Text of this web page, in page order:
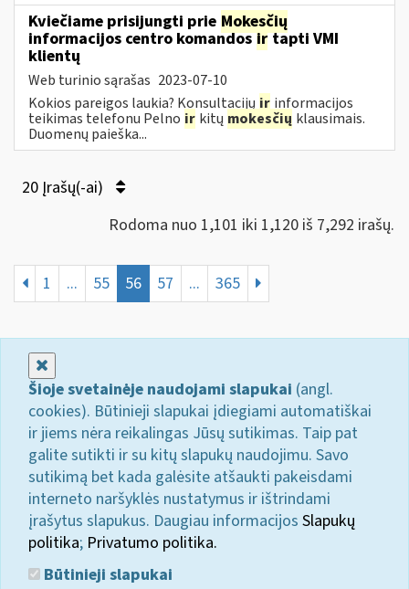
Kviečiame prisijungti prie Mokesčių
informacijos centro komandosirtapti VMI
klientų
Web turinio sąrašas 2023-07-10
Kokios pareigos laukia? Konsultacijų ir informacijos
teikimas telefonu Pelno ir kitų mokesčių klausimais.
Duomenų paieška...
20 Įrašų(-ai)
Rodoma nuo 1,101 iki 1,120 iš 7,292 irašų.
1 ... 55 56 57 ... 365
Šioje svetainėje naudojami slapukai (angl.
cookies). Būtinieji slapukai įdiegiami automatiškai
ir jiems nėra reikalingas Jūsų sutikimas. Taip pat
galite sutikti ir su kitų slapukų naudojimu. Savo
sutikimą bet kada galėsite atšaukti pakeisdami
interneto naršyklės nustatymus ir ištrindami
įrašytus slapukus. Daugiau informacijos Slapukų
politika; Privatumo politika.
Būtinieji slapukai